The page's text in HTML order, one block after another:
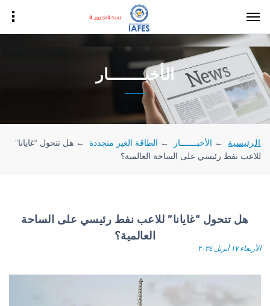
الأخبـــــــار
الرئيسية ← الأخبـــــــار ← الطاقة الغير متجددة ← هل تتحول “غايانا”
للاعب نفط رئيسي على الساحة العالمية؟
هل تتحول “غايانا” للاعب نفط رئيسي على الساحة
العالمية؟
الأربعاء ١٧ أبريل ٢٠٢٤